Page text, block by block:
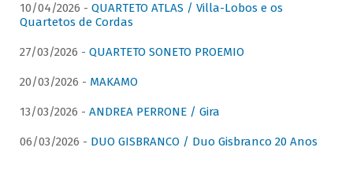
10/04/2026 - QUARTETO ATLAS / Villa-Lobos e os
Quartetos de Cordas
27/03/2026 - QUARTETO SONETO PROEMIO
20/03/2026 - MAKAMO
13/03/2026 - ANDREA PERRONE / Gira
06/03/2026 - DUO GISBRANCO / Duo Gisbranco 20 Anos